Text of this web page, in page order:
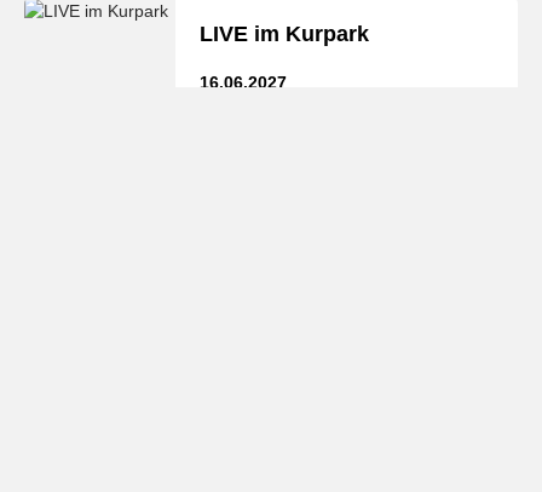
LIVE im Kurpark
16.06.2027